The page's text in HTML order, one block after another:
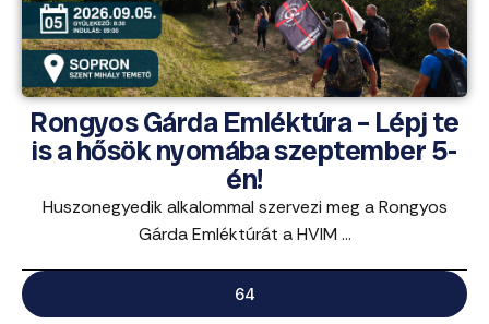
Rongyos Gárda Emléktúra – Lépj te
is a hősök nyomába szeptember 5-
én!
Huszonegyedik alkalommal szervezi meg a Rongyos
Gárda Emléktúrát a HVIM ...
64